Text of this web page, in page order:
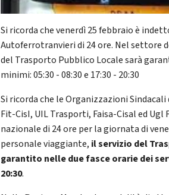
Si ricorda che venerdì 25 febbraio è
Autoferrotranvieri di 24 ore. Nel settore
del Trasporto Pubblico Locale sarà
minimi: 05:30 - 08:30 e 17:30 - 20:30
Si ricorda che le Organizzazioni
Fit-CisI, UIL Trasporti, Faisa-Cisal ed
nazionale di 24 ore per la giornata di
personale viaggiante, il servizio del
garantito nelle due fasce orarie dei
20:30.